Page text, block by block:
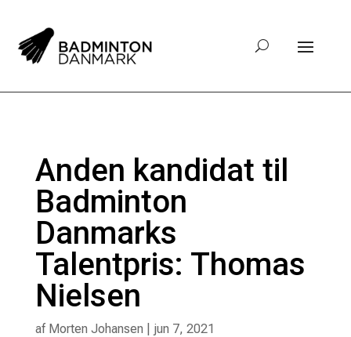
Anden kandidat til
Badminton
Danmarks
Talentpris: Thomas
Nielsen
af Morten Johansen jun 7, 2021